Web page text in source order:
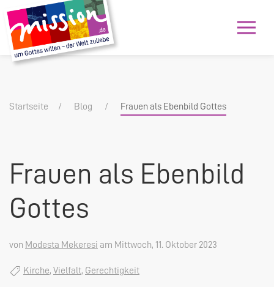
Startseite Blog Frauen als Ebenbild Gottes
Frauen als Ebenbild
Gottes
von Modesta Mekeresi am Mittwoch, 11. Oktober 2023
Kirche, Vielfalt, Gerechtigkeit